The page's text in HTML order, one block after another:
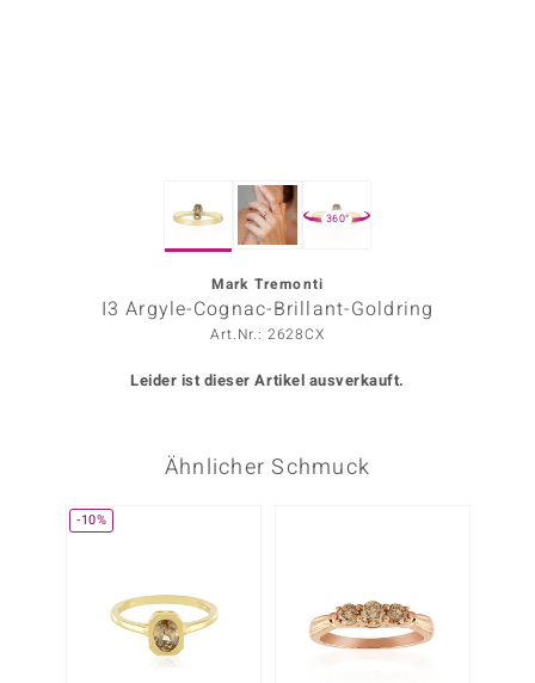
360°
Mark Tremonti
I3 Argyle-Cognac-Brillant-Goldring
Art.Nr.: 2628CX
Leider ist dieser Artikel ausverkauft.
Ähnlicher Schmuck
-10%